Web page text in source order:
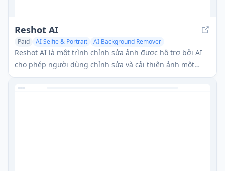
Reshot AI
Paid AI Selfie & Portrait AI Background Remover
Reshot AI là một trình chỉnh sửa ảnh được hỗ trợ bởi AI
cho phép người dùng chỉnh sửa và cải thiện ảnh một
cách chuyên nghiệp với các tư thế khuôn mặt, ánh sáng
và biểu cảm có thể tùy chỉnh.